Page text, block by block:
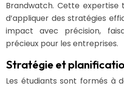
Brandwatch. Cette expertise
d’appliquer des stratégies
impact avec précision,
précieux pour les entreprises.
Stratégie et
Les étudiants sont formés à